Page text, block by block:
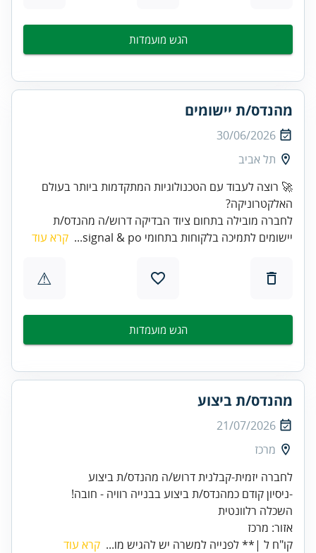
הגש מועמדות
מהנדס/ת יישומים
30/06/2026
תל אביב
🚀 רוצה לעבוד עם הטכנולוגיות המתקדמות ביותר בעולם
האלקטרוניקה?
לחברה מובילה בתחום ציוד הבדיקה דרוש/ה מהנדס/ת
יישומים לתמיכה בלקוחות בתחומי signal & po...
קרא עוד
⚠
הגש מועמדות
מהנדס/ת ביצוע
21/07/2026
מרכז
אזור: מרכז
קו"ח ל |** לפנייה למשרה יש להגיש מו... קרא עוד